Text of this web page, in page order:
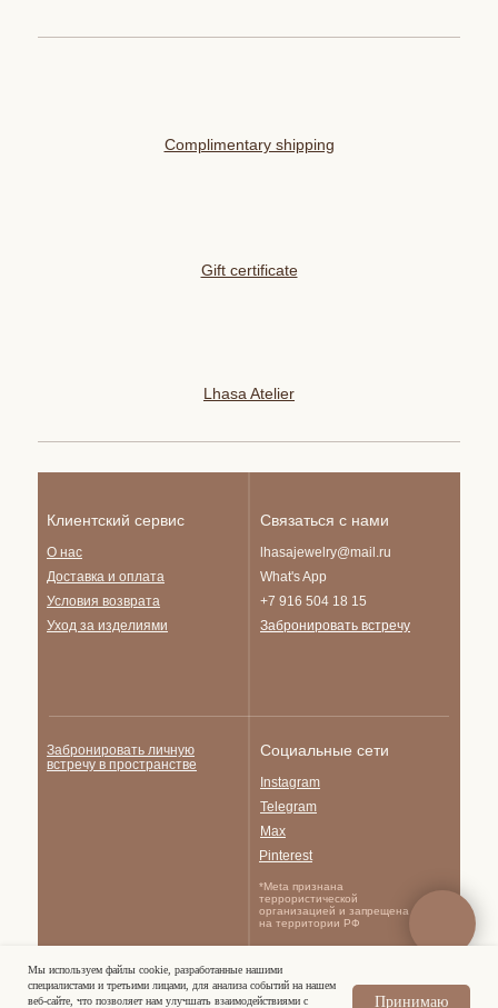
Мы используем файлы cookie, разработанные нашими
специалистами и третьими лицами, для анализа событий на нашем
веб-сайте, что позволяет нам улучшать взаимодействиями с
Принимаю
Gift certificate
Complimentary shipping
Lhasa Atelier
О нас
Клиентский сервис
Доставка и оплата
Условия возврата
Уход за изделиями
Политика
конфиденциальности
© Lhasajewelry.com,
2026.
*Meta признана
террористической
организацией и запрещена
на территории РФ
lhasajewelry@mail.ru
Связаться с нами
What's App
Публичная оферта
+7 916 504 18 15
Забронировать встречу
Instagram
Социальные сети
Telegram
Max
Pinterest
Забронировать личную
встречу в пространстве